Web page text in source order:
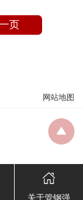
页
网站地图
关于管钢强